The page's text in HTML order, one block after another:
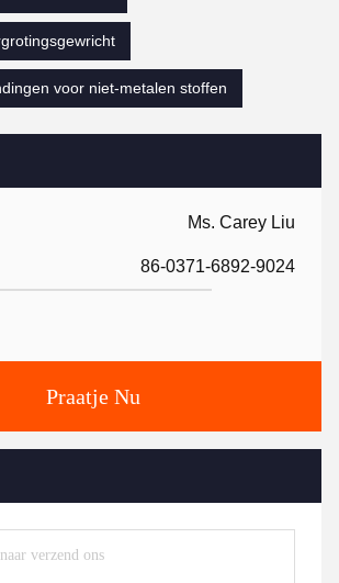
Ms. Carey Liu
86-0371-6892-9024
Praatje Nu
voor niet-metalen stoffen